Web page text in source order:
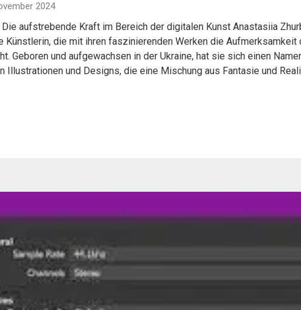
2024
aufstrebende Kraft im Bereich der digitalen Kunst Anastasiia
Künstlerin, die mit ihren faszinierenden Werken die Aufmerksamkeit
Geboren und aufgewachsen in der Ukraine, hat sie sich einen
Illustrationen und Designs, die eine Mischung aus Fantasie und